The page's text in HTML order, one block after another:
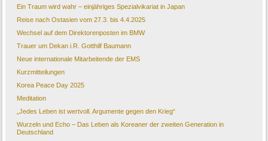
Ein Traum wird wahr – einjähriges Spezialvikariat in Japan
Reise nach Ostasien vom 27.3. bis 4.4.2025
Wechsel auf dem Direktorenposten im BMW
Trauer um Dekan i.R. Gotthilf Baumann
Neue internationale Mitarbeitende der EMS
Kurzmitteilungen
Korea Peace Day 2025
Meditation
„Jedes Leben ist wertvoll. Argumente gegen den Krieg“
Wurzeln und Echo – Das Leben als Koreaner der zweiten Generation in
Deutschland